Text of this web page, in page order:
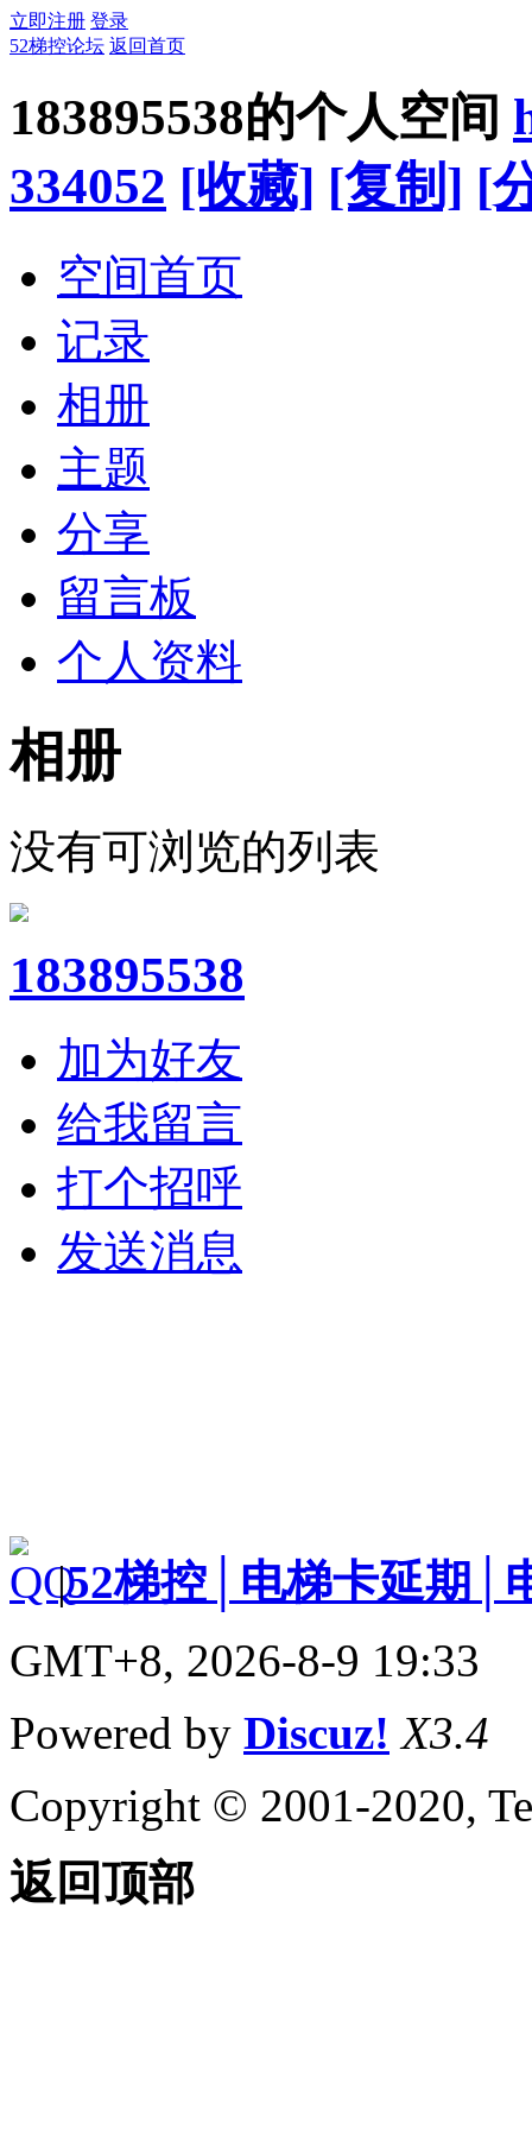
立即注册 登录
52梯控论坛 返回首页
183895538的个人空间
334052 [收藏] [复制] [
空间首页
记录
相册
主题
分享
留言板
个人资料
相册
没有可浏览的列表
183895538
加为好友
给我留言
打个招呼
发送消息
|52梯控│电梯卡延期│
GMT+8, 2026-8-9 19:33
Powered by Discuz! X3.4
Copyright © 2001-2020,
返回顶部